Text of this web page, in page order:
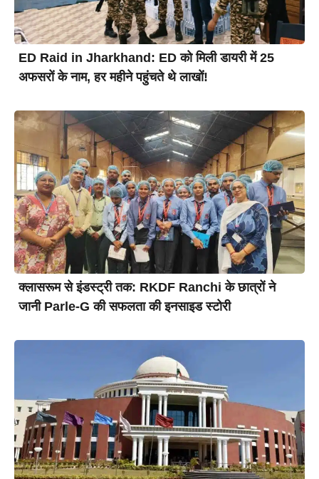
ED Raid in Jharkhand: ED को मिली डायरी में 25
अफसरों के नाम, हर महीने पहुंचते थे लाखों!
क्लासरूम से इंडस्ट्री तक: RKDF Ranchi के छात्रों ने
जानी Parle-G की सफलता की इनसाइड स्टोरी